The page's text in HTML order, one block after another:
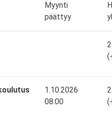
Myynti
päättyy
1.10.2026
08:00